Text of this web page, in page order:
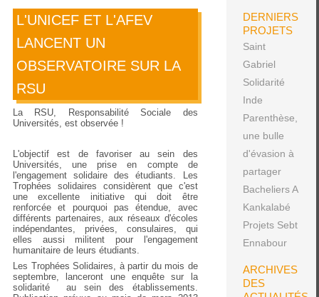
L'UNICEF ET L'AFEV
LANCENT UN
OBSERVATOIRE SUR LA
RSU
La RSU, Responsabilité Sociale des
Universités, est observée !
L'objectif est de favoriser au sein des
Universités, une prise en compte de
l'engagement solidaire des étudiants. Les
Trophées solidaires considèrent que c'est
une excellente initiative qui doit être
renforcée et pourquoi pas étendue, avec
différents partenaires, aux réseaux d'écoles
indépendantes, privées, consulaires, qui
elles aussi militent pour l'engagement
humanitaire de leurs étudiants.
Les Trophées Solidaires, à partir du mois de
septembre, lanceront une enquête sur la
solidarité au sein des établissements.
DERNIERS
PROJETS
Saint
Gabriel
Solidarité
Inde
Parenthèse,
une bulle
d'évasion à
partager
Bacheliers A
Kankalabé
Projets Sebt
Ennabour
ARCHIVES
DES